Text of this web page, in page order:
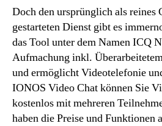
Doch den ursprünglich als reines
gestarteten Dienst gibt es
das Tool unter dem Namen ICQ
Aufmachung inkl.
und ermöglicht Videotelefonie
IONOS Video Chat können Sie
kostenlos mit mehreren
haben die Preise und